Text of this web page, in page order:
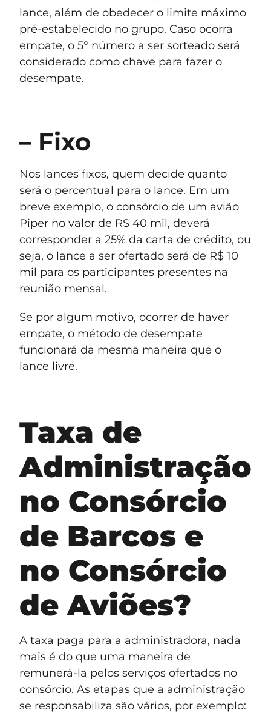
lance, além de obedecer o limite máximo
pré-estabelecido no grupo. Caso ocorra
empate, o 5° número a ser sorteado será
considerado como chave para fazer o
desempate.
– Fixo
Nos lances fixos, quem decide quanto
será o percentual para o lance. Em um
breve exemplo, o consórcio de um avião
Piper no valor de R$ 40 mil, deverá
corresponder a 25% da carta de crédito, ou
seja, o lance a ser ofertado será de R$ 10
mil para os participantes presentes na
reunião mensal.
Se por algum motivo, ocorrer de haver
empate, o método de desempate
funcionará da mesma maneira que o
lance livre.
Taxa de
Administração
no Consórcio
de Barcos e
no Consórcio
de Aviões?
A taxa paga para a administradora, nada
mais é do que uma maneira de
remunerá-la pelos serviços ofertados no
consórcio. As etapas que a administração
se responsabiliza são vários, por exemplo: